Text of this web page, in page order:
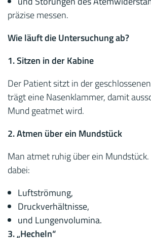
präzise messen.
Wie läuft die Untersuchung ab?
1. Sitzen in der Kabine
Der Patient sitzt in der
trägt eine Nasenklammer, damit
Mund geatmet wird.
2. Atmen über ein Mundstück
Man atmet ruhig über ein
dabei:
Luftströmung,
Druckverhältnisse,
und Lungenvolumina.
3. „Hecheln“